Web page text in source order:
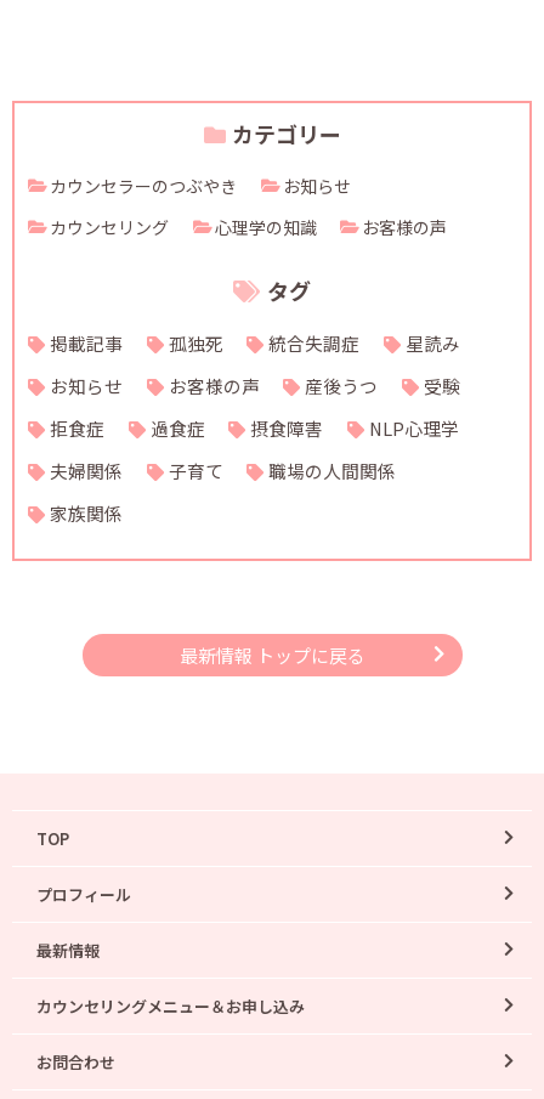
カテゴリー
カウンセラーのつぶやき
お知らせ
カウンセリング
心理学の知識 お客様の声
タグ
掲載記事 孤独死 統合失調症
星読み
お知らせ
お客様の声 産後うつ
受験
拒食症
過食症 摂食障害
NLP心理学
夫婦関係
子育て
職場の人間関係
家族関係
最新情報 トップに戻る
TOP
プロフィール
最新情報
カウンセリングメニュー＆お申し込み
お問合わせ